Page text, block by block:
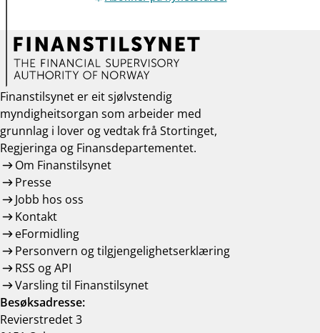
Finanstilsynet er eit sjølvstendig
myndigheitsorgan som arbeider med
grunnlag i lover og vedtak frå Stortinget,
Regjeringa og Finansdepartementet.
Om Finanstilsynet
Presse
Jobb hos oss
Kontakt
eFormidling
Personvern og tilgjengelighetserklæring
RSS og API
Varsling til Finanstilsynet
Besøksadresse:
Revierstredet 3